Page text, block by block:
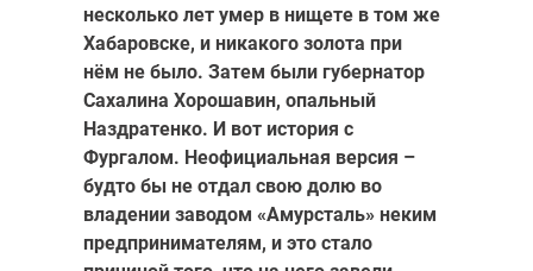
несколько лет умер в нищете в том же
Хабаровске, и никакого золота при
нём не было. Затем были губернатор
Сахалина Хорошавин, опальный
Наздратенко. И вот история с
Фургалом. Неофициальная версия –
будто бы не отдал свою долю во
владении заводом «Амурсталь» неким
предпринимателям, и это стало